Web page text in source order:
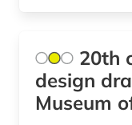
cgm 19 (1)
charles (1)
20th
design
Museum